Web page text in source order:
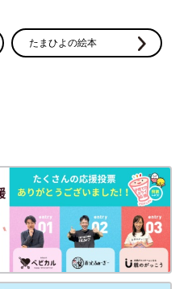
一覧はこちら
たまひよの絵本